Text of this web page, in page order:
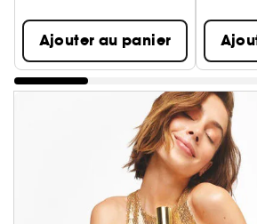
Ajouter au panier